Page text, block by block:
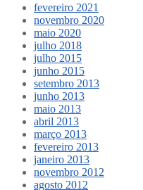
fevereiro 2021
novembro 2020
maio 2020
julho 2018
julho 2015
junho 2015
setembro 2013
junho 2013
maio 2013
abril 2013
março 2013
fevereiro 2013
janeiro 2013
novembro 2012
agosto 2012